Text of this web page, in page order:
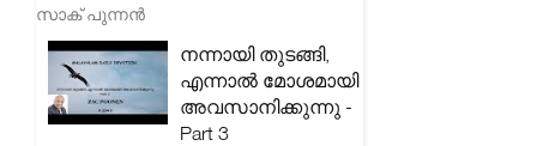
സാക് പുന്നൻ
നന്നായി തുടങ്ങി,
എന്നാൽ മോശമായി
അവസാനിക്കുന്നു -
Part 3